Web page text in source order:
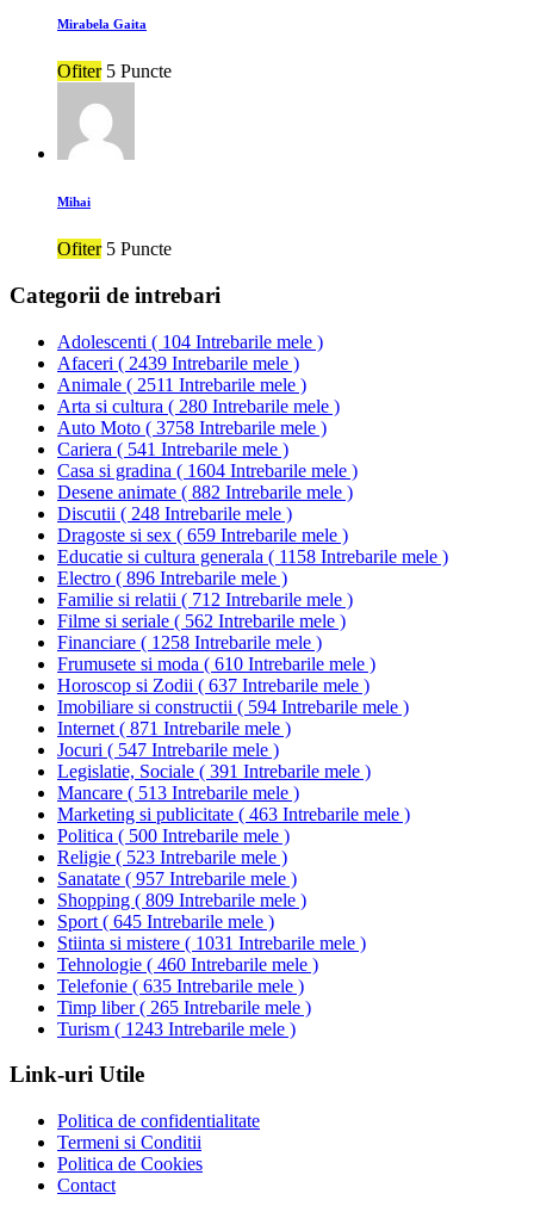
Mirabela Gaita
Ofiter 5 Puncte
Mihai
Ofiter 5 Puncte
Categorii de intrebari
Adolescenti ( 104 Intrebarile mele )
Afaceri ( 2439 Intrebarile mele )
Animale ( 2511 Intrebarile mele )
Arta si cultura ( 280 Intrebarile mele )
Auto Moto ( 3758 Intrebarile mele )
Cariera ( 541 Intrebarile mele )
Casa si gradina ( 1604 Intrebarile mele )
Desene animate ( 882 Intrebarile mele )
Discutii ( 248 Intrebarile mele )
Dragoste si sex ( 659 Intrebarile mele )
Educatie si cultura generala ( 1158 Intrebarile mele )
Electro ( 896 Intrebarile mele )
Familie si relatii ( 712 Intrebarile mele )
Filme si seriale ( 562 Intrebarile mele )
Financiare ( 1258 Intrebarile mele )
Frumusete si moda ( 610 Intrebarile mele )
Horoscop si Zodii ( 637 Intrebarile mele )
Imobiliare si constructii ( 594 Intrebarile mele )
Internet ( 871 Intrebarile mele )
Jocuri ( 547 Intrebarile mele )
Legislatie, Sociale ( 391 Intrebarile mele )
Mancare ( 513 Intrebarile mele )
Marketing si publicitate ( 463 Intrebarile mele )
Politica ( 500 Intrebarile mele )
Religie ( 523 Intrebarile mele )
Sanatate ( 957 Intrebarile mele )
Shopping ( 809 Intrebarile mele )
Sport ( 645 Intrebarile mele )
Stiinta si mistere ( 1031 Intrebarile mele )
Tehnologie ( 460 Intrebarile mele )
Telefonie ( 635 Intrebarile mele )
Timp liber( 265 Intrebarile mele )
Turism ( 1243 Intrebarile mele )
Link-uri Utile
Politica de confidentialitate
Termeni si Conditii
Politica de Cookies
Contact